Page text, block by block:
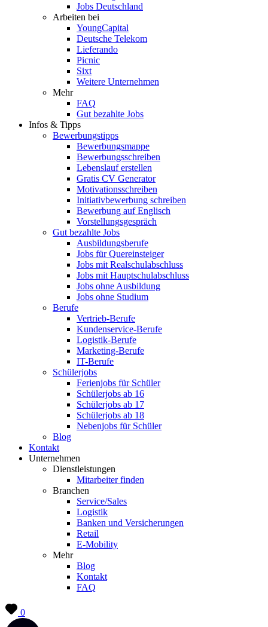
Jobs Deutschland
Arbeiten bei
YoungCapital
Deutsche Telekom
Lieferando
Picnic
Sixt
Weitere Unternehmen
Mehr
FAQ
Gut bezahlte Jobs
Infos & Tipps
Bewerbungstipps
Bewerbungsmappe
Bewerbungsschreiben
Lebenslauf erstellen
Gratis CV Generator
Motivationsschreiben
Initiativbewerbung schreiben
Bewerbung auf Englisch
Vorstellungsgespräch
Gut bezahlte Jobs
Ausbildungsberufe
Jobs für Quereinsteiger
Jobs mit Realschulabschluss
Jobs mit Hauptschulabschluss
Jobs ohne Ausbildung
Jobs ohne Studium
Berufe
Vertrieb-Berufe
Kundenservice-Berufe
Logistik-Berufe
Marketing-Berufe
IT-Berufe
Schülerjobs
Ferienjobs für Schüler
Schülerjobs ab 16
Schülerjobs ab 17
Schülerjobs ab 18
Nebenjobs für Schüler
Blog
Kontakt
Unternehmen
Dienstleistungen
Mitarbeiter finden
Branchen
Service/Sales
Logistik
Banken und Versicherungen
Retail
E-Mobility
Mehr
Blog
Kontakt
FAQ
0